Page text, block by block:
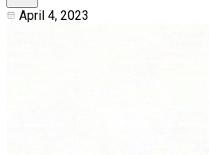
April 4, 2023